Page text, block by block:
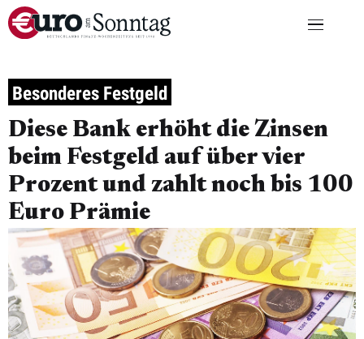
Besonderes Festgeld
Diese Bank erhöht die Zinsen
beim Festgeld auf über vier
Prozent und zahlt noch bis 100
Euro Prämie